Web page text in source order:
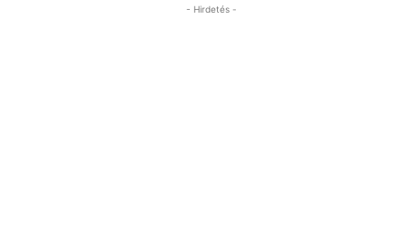
- Hirdetés -